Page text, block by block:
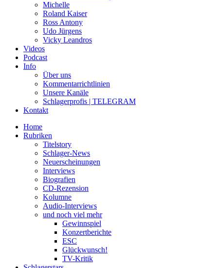
Michelle
Roland Kaiser
Ross Antony
Udo Jürgens
Vicky Leandros
Videos
Podcast
Info
Über uns
Kommentarrichtlinien
Unsere Kanäle
Schlagerprofis | TELEGRAM
Kontakt
Home
Rubriken
Titelstory
Schlager-News
Neuerscheinungen
Interviews
Biografien
CD-Rezension
Kolumne
Audio-Interviews
und noch viel mehr
Gewinnspiel
Konzertberichte
ESC
Glückwunsch!
TV-Kritik